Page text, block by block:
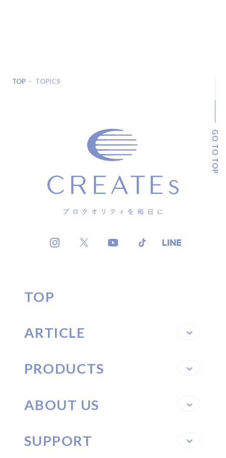
TOP TOPICS
GO TO TOP
TOP
ARTICLE
PRODUCTS
ABOUT US
SUPPORT